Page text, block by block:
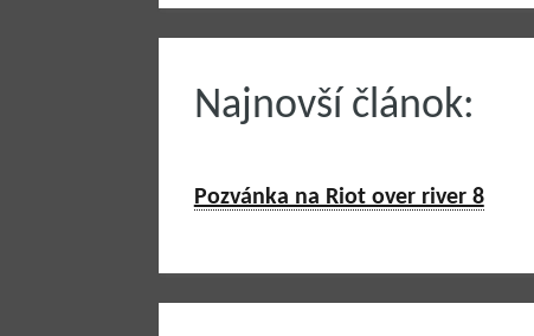
Najnovší článok:
Pozvánka na Riot over river 8